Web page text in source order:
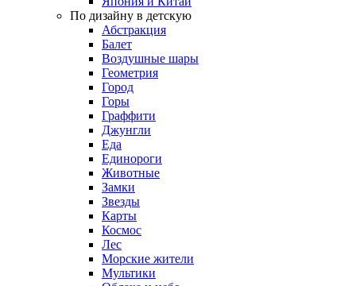
По дизайну в детскую
Абстракция
Балет
Воздушные шары
Геометрия
Город
Горы
Граффити
Джунгли
Еда
Единороги
Животные
Замки
Звезды
Карты
Космос
Лес
Морские жители
Мультики